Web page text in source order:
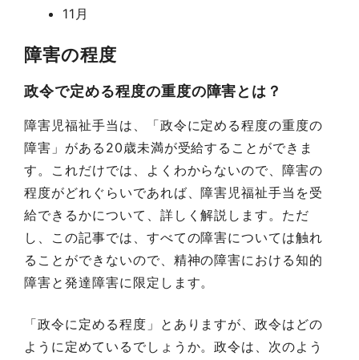
11月
障害の程度
政令で定める程度の重度の障害とは？
障害児福祉手当は、「政令に定める程度の重度の
障害」がある20歳未満が受給することができま
す。これだけでは、よくわからないので、障害の
程度がどれぐらいであれば、障害児福祉手当を受
給できるかについて、詳しく解説します。ただ
し、この記事では、すべての障害については触れ
ることができないので、精神の障害における知的
障害と発達障害に限定します。
「政令に定める程度」とありますが、政令はどの
ように定めているでしょうか。政令は、次のよう